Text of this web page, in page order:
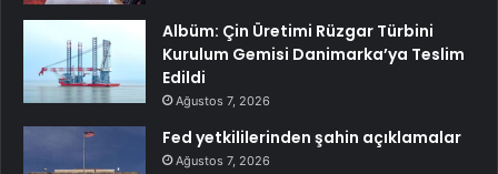
Albüm: Çin Üretimi Rüzgar Türbini
Kurulum Gemisi Danimarka’ya Teslim
Edildi
Ağustos 7, 2026
Fed yetkililerinden şahin açıklamalar
Ağustos 7, 2026